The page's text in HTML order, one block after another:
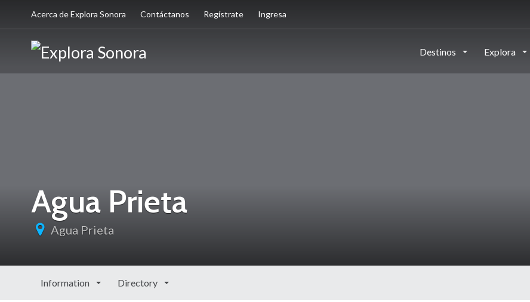
Acerca de Explora Sonora Contáctanos Regístrate Ingresa
Destinos Explora
Agua Prieta
Agua Prieta
Information Directory